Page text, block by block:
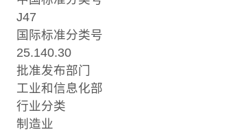
J47
国际标准分类号
25.140.30
批准发布部门
工业和信息化部
行业分类
制造业